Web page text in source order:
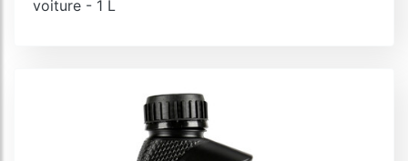
voiture - 1 L